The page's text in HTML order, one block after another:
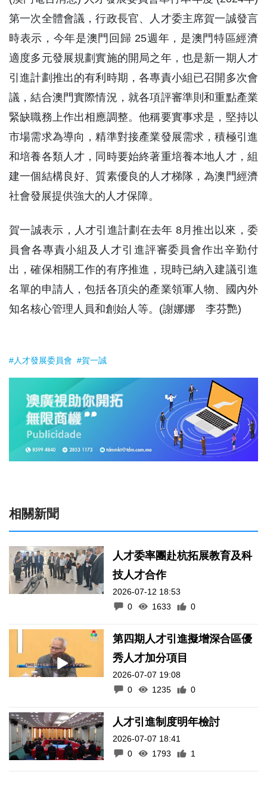
第一次全體會議，行政長官、人才委主席賀一誠發言
時表示，今年是澳門回歸 25週年，是澳門特區經濟
適度多元發展規劃實施的開局之年，也是新一期人才
引進計劃推出的有利時期，各專責小組已召開多次會
議，結合澳門實際情況，就各項評審準則和重點產業
緊缺職務上作出相應調整。他稱要實事求是，堅持以
市場需求為導向，精準對接產業發展需求，積極引進
和培養各類人才，同時要始終著重培養本地人才，組
建一個結構良好、質素優良的人才梯隊，為澳門經濟
社會發展提供強大的人才保障。
賀一誠表示，人才引進計劃在去年 8月推出以來，委
員會各專責小組及人才引進評審委員會作出辛勤付
出，確保相關工作的有序推進，現時已納入建議引進
名單的申請人，包括各頂尖的產業領軍人物、國內外
知名核心管理人員和創始人等。(謝娜娜 李芬艷)
#人才發展委員會 #賀一誠
相關新聞
人才委率團赴杭拓展教育及科
技人才合作
2026-07-12 18:53
0
1633 0
第四期人才引進擬增深合區優
秀人才加分項目
2026-07-07 19:08
0
1235 0
人才引進制度明年檢討
2026-07-07 18:41
0
1793 1